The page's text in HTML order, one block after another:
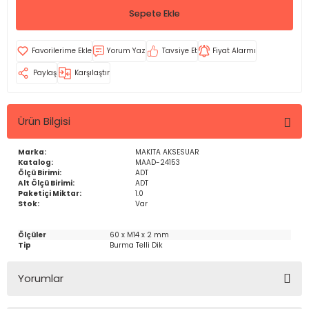
Sepete Ekle
Yorum Yaz Tavsiye Et Fiyat Alarmı
Paylaş Karşılaştır
Ürün Bilgisi
Marka:
MAKITA AKSESUAR
Katalog:
MAAD-24153
Ölçü Birimi:
ADT
Alt Ölçü Birimi:
ADT
Paketiçi Miktar:
1.0
Stok:
Var
Ölçüler
60 x M14 x 2 mm
Tip
Burma Telli Dik
Yorumlar